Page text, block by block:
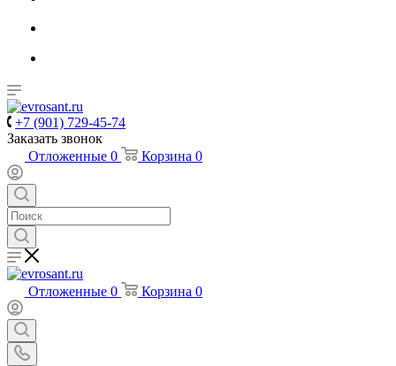
+7 (901) 729-45-74
Заказать звонок
Отложенные 0 Корзина 0
Отложенные 0 Корзина 0